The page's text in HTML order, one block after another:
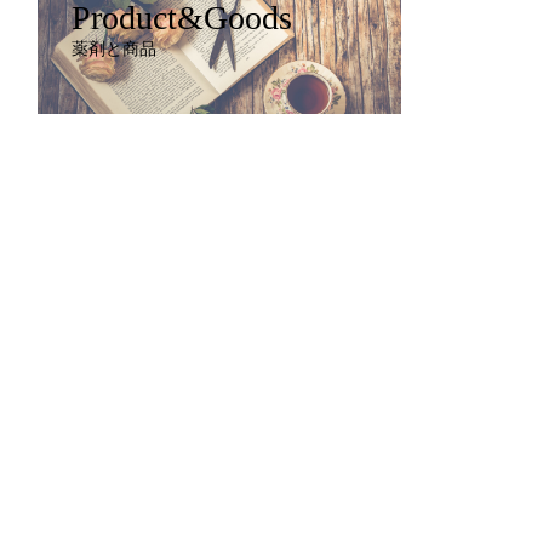
Product&Goods
薬剤と商品